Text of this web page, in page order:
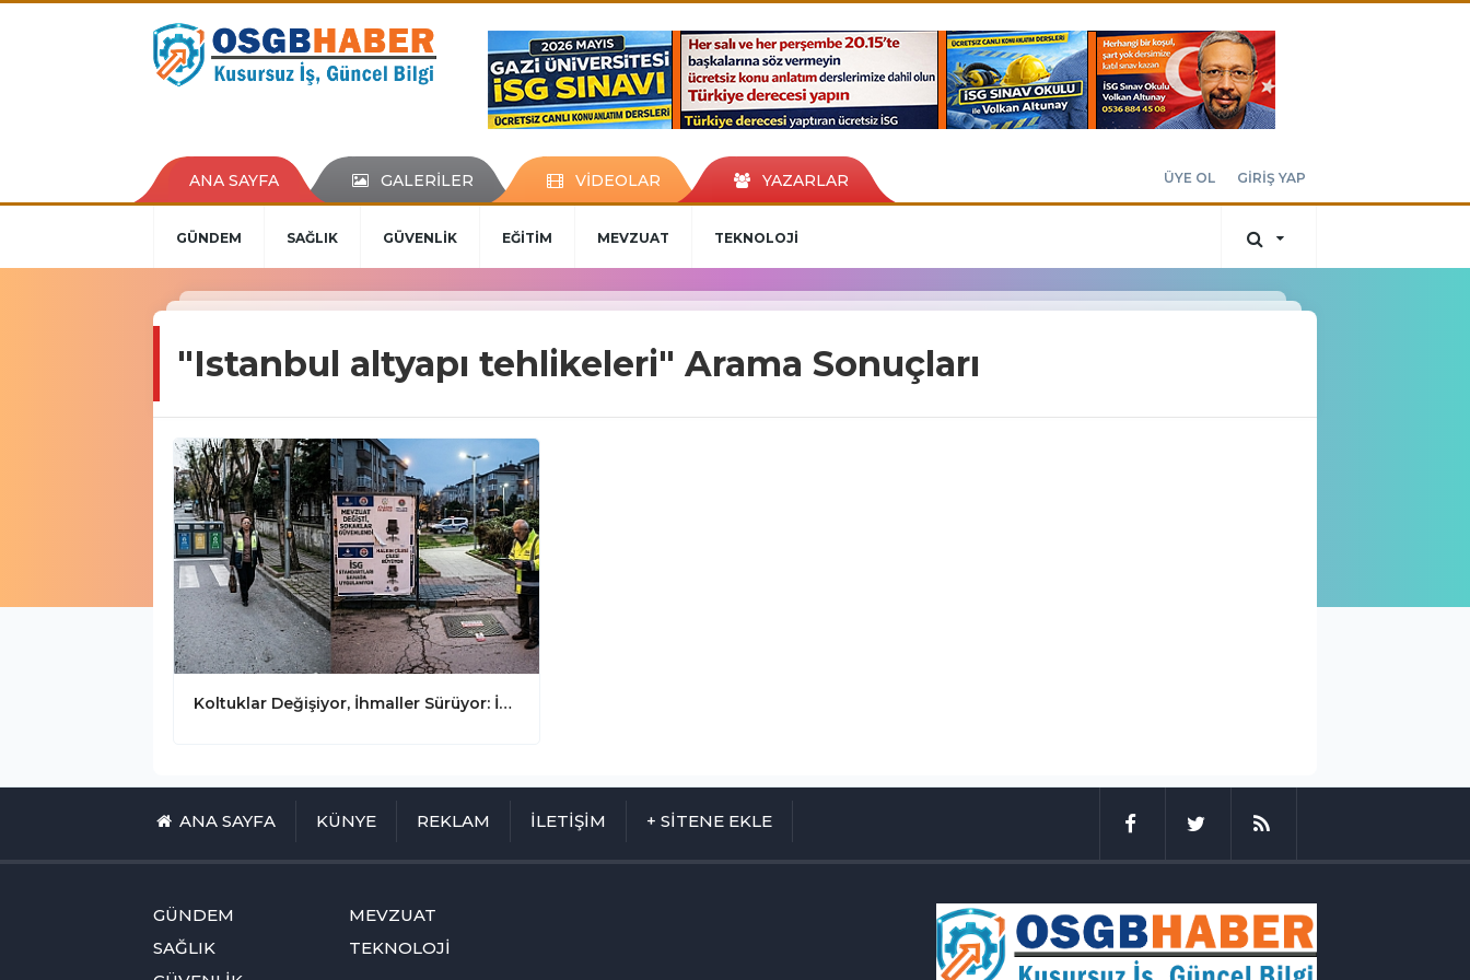
ANA SAYFA GALERİLER VİDEOLAR YAZARLAR ÜYE OL GİRİŞ YAP
GÜNDEM SAĞLIK GÜVENLİK EĞİTİM MEVZUAT TEKNOLOJİ
"Istanbul altyapı tehlikeleri" Arama Sonuçları
Koltuklar Değişiyor, İhmaller Sürüyor: İstanbul Sokaklarında İSG Alarmı!
ANA SAYFA KÜNYE REKLAM İLETİŞİM + SİTENE EKLE
GÜNDEM
SAĞLIK
MEVZUAT
TEKNOLOJİ